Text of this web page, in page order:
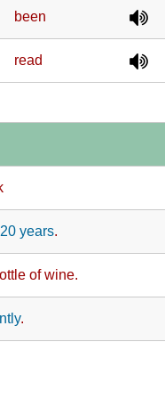
been
read
years.
of wine.
.